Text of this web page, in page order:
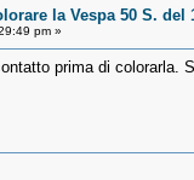
la Vespa 50 S. del
pm »
prima di colorarla.